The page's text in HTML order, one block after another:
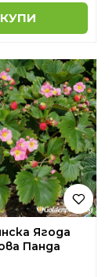
КУПИ
Ягода
Панда